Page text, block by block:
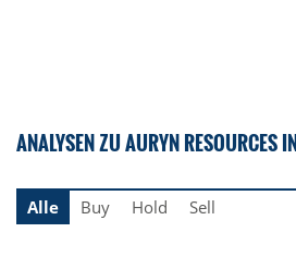
ANALYSEN ZU AURYN RESOURCES
Alle
Buy Hold Sell